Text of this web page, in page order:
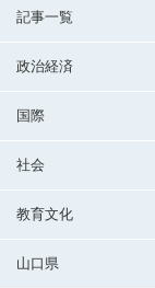
記事一覧
政治経済
国際
社会
教育文化
山口県